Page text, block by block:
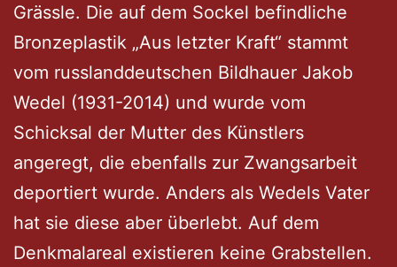
Grässle. Die auf dem Sockel befindliche
Bronzeplastik „Aus letzter Kraft“ stammt
vom russlanddeutschen Bildhauer Jakob
Wedel (1931-2014) und wurde vom
Schicksal der Mutter des Künstlers
angeregt, die ebenfalls zur Zwangsarbeit
deportiert wurde. Anders als Wedels Vater
hat sie diese aber überlebt. Auf dem
Denkmalareal existieren keine Grabstellen.